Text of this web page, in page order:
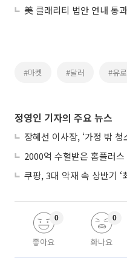
#마켓 #달러 #유로
정영인 기자의 주요 뉴스
좋아요
0
화나요
0